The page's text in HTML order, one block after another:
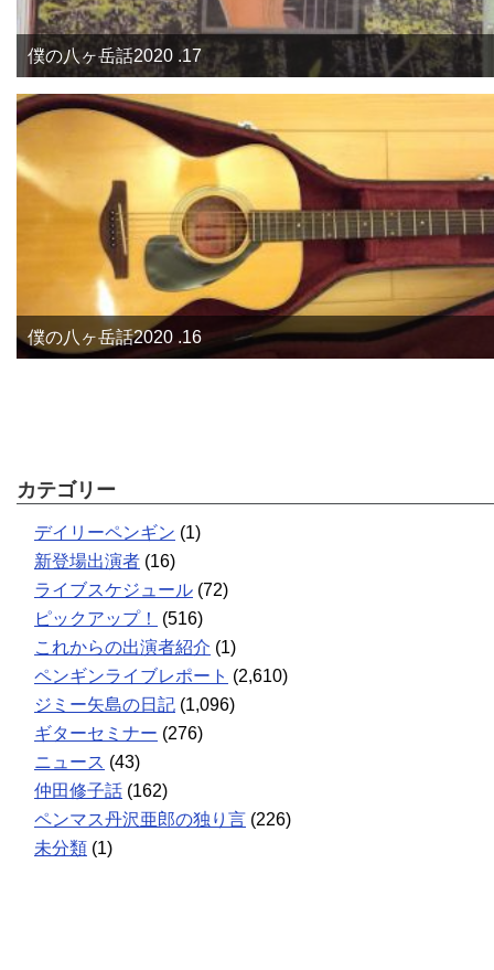
僕の八ヶ岳話2020 .17
僕の八ヶ岳話2020 .16
カテゴリー
デイリーペンギン (1)
新登場出演者 (16)
ライブスケジュール (72)
ピックアップ！
(516)
これからの出演者紹介 (1)
ペンギンライブレポート (2,610)
ジミー矢島の日記 (1,096)
ギターセミナー (276)
ニュース (43)
仲田修子話 (162)
ペンマス丹沢亜郎の独り言 (226)
未分類 (1)